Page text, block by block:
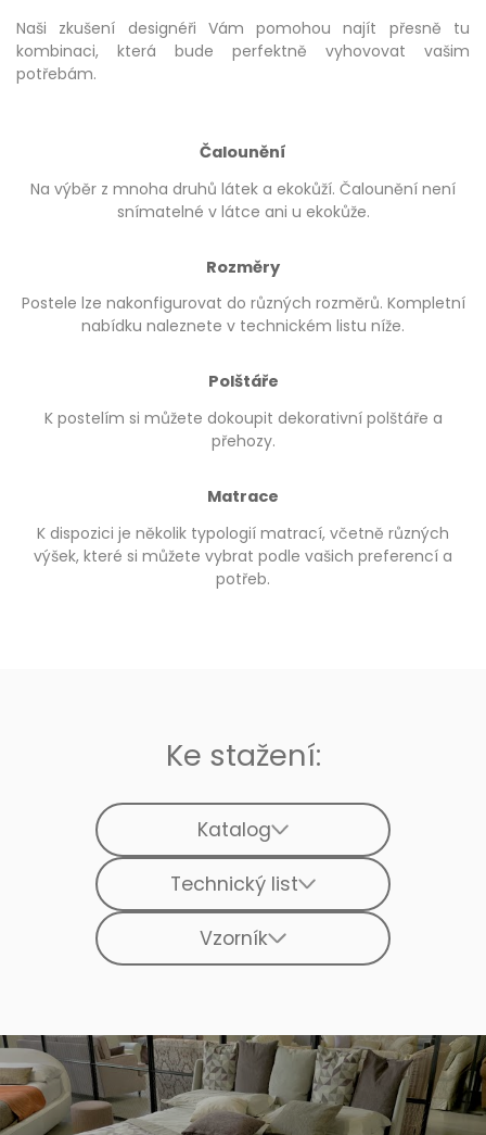
Naši zkušení designéři Vám pomohou najít přesně tu
kombinaci, která bude perfektně vyhovovat vašim
potřebám.
Čalounění
Na výběr z mnoha druhů látek a ekokůží. Čalounění není
snímatelné v látce ani u ekokůže.
Rozměry
Postele lze nakonfigurovat do různých rozměrů. Kompletní
nabídku naleznete v technickém listu níže.
Polštáře
K postelím si můžete dokoupit dekorativní polštáře a
přehozy.
Matrace
K dispozici je několik typologií matrací, včetně různých
výšek, které si můžete vybrat podle vašich preferencí a
potřeb.
Ke stažení:
Katalog
Technický list
Vzorník